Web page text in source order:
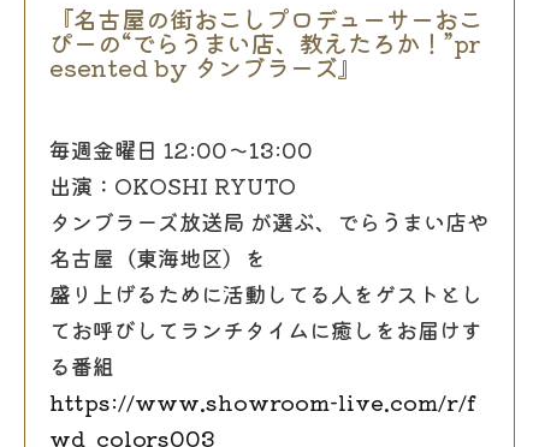
『名古屋の街おこしプロデューサーおこ
ぴーの“でらうまい店、教えたろか！”pr
esented by タンブラーズ』
毎週金曜日 12:00〜13:00
出演：OKOSHI RYUTO
タンブラーズ放送局 が選ぶ、でらうまい店や
名古屋（東海地区）を
盛り上げるために活動してる人をゲストとし
てお呼びしてランチタイムに癒しをお届けす
る番組
https://www.showroom-live.com/r/f
wd_colors003